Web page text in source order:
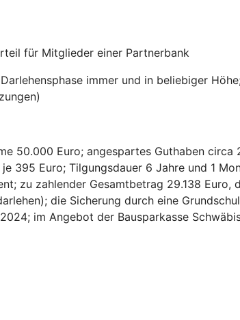
für Mitglieder einer Partnerbank
immer und in beliebiger
50.000 Euro; angespartes Guthaben
395 Euro; Tilgungsdauer 6 Jahre und 1
zu zahlender Gesamtbetrag 29.138 Euro,
die Sicherung durch eine
im Angebot der Bausparkasse